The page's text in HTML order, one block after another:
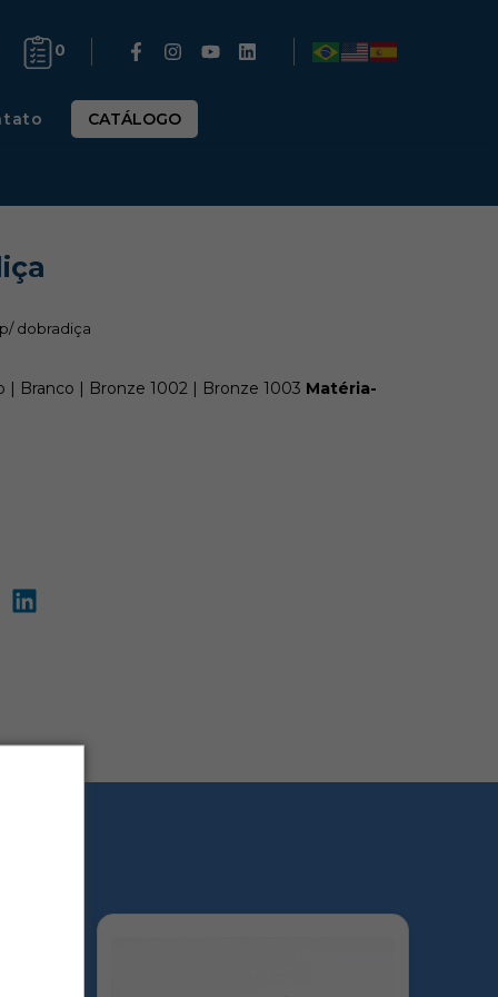
0
CATÁLOGO
p/ dobradiça
| Branco | Bronze 1002 | Bronze 1003 Matéria-